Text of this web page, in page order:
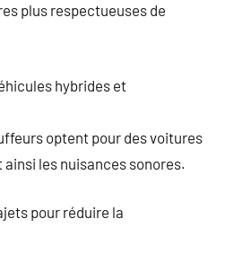
plus respectueuses de
hybrides et
optent pour des voitures
les nuisances sonores.
pour réduire la